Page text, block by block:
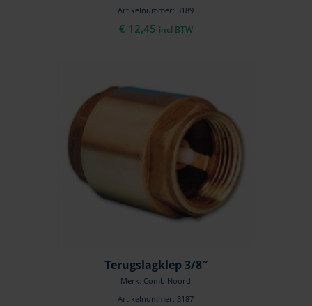
Artikelnummer: 3189
€ 12,45 incl BTW
Terugslagklep 3/8″
Merk: CombiNoord
Artikelnummer: 3187